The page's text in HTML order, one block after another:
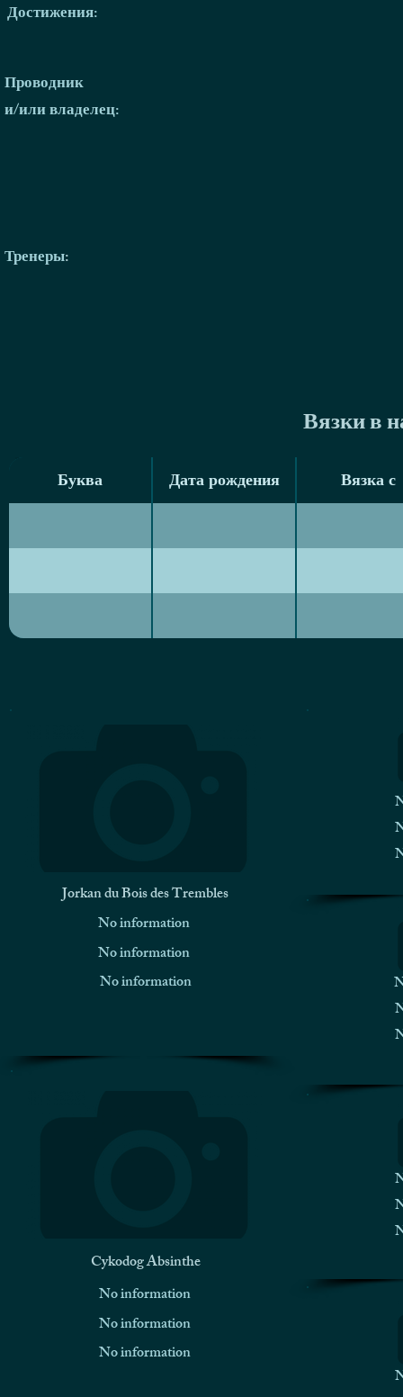
Достижения:
Проводник
и/или владелец:
Тренеры:
Вязки в
Буква Дата рождения Вязка с
Буква Дата рождения Вязка с
Jorkan du Bois des Trembles
No information
No information
No information
Cykodog Absinthe
No information
No information
No information